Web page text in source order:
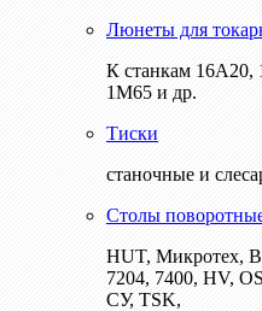
Люнеты для
К станкам
1М65 и др.
Тиски
станочные и
Столы
HUT, Микротех,
7204, 7400, HV,
СУ, TSK,